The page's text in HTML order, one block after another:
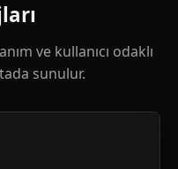
ve kullanıcı odaklı
sunulur.